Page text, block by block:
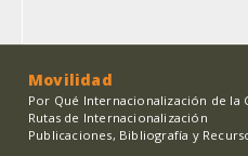
Movilidad
Por Qué Internacionalización de la
Rutas de Internacionalización
Publicaciones, Bibliografía y